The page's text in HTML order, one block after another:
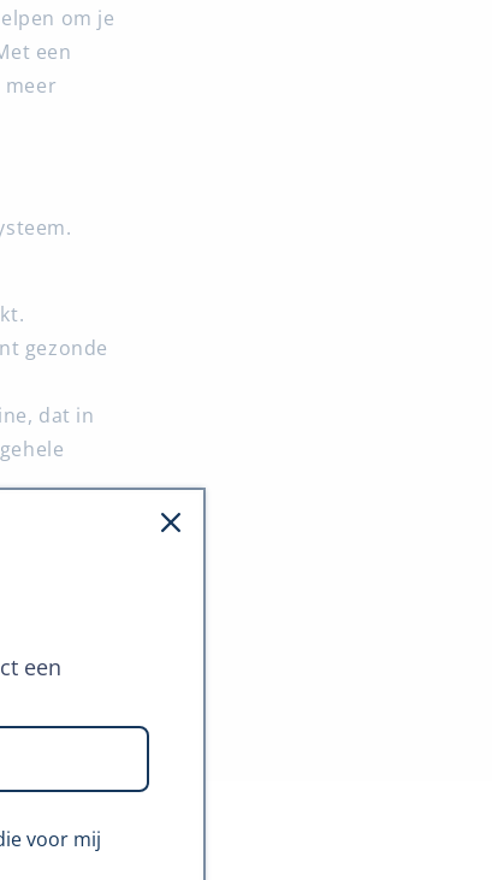
om je
een
meer
gezonde
dat in
een
voor mij